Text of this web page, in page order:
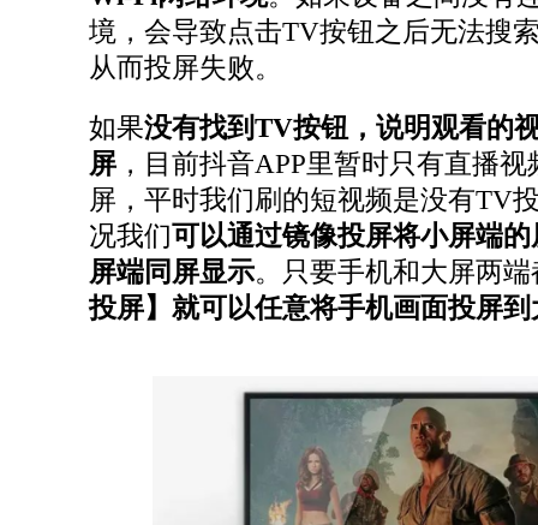
境，会导致点击TV按钮之后无法搜
从而投屏失败。
如果没有找到TV按钮，说明观看的
屏，目前抖音APP里暂时只有直播视
屏，平时我们刷的短视频是没有TV
况我们可以通过镜像投屏将小屏端
屏端同屏显示。只要手机和大屏两端
投屏】就可以任意将手机画面投屏到